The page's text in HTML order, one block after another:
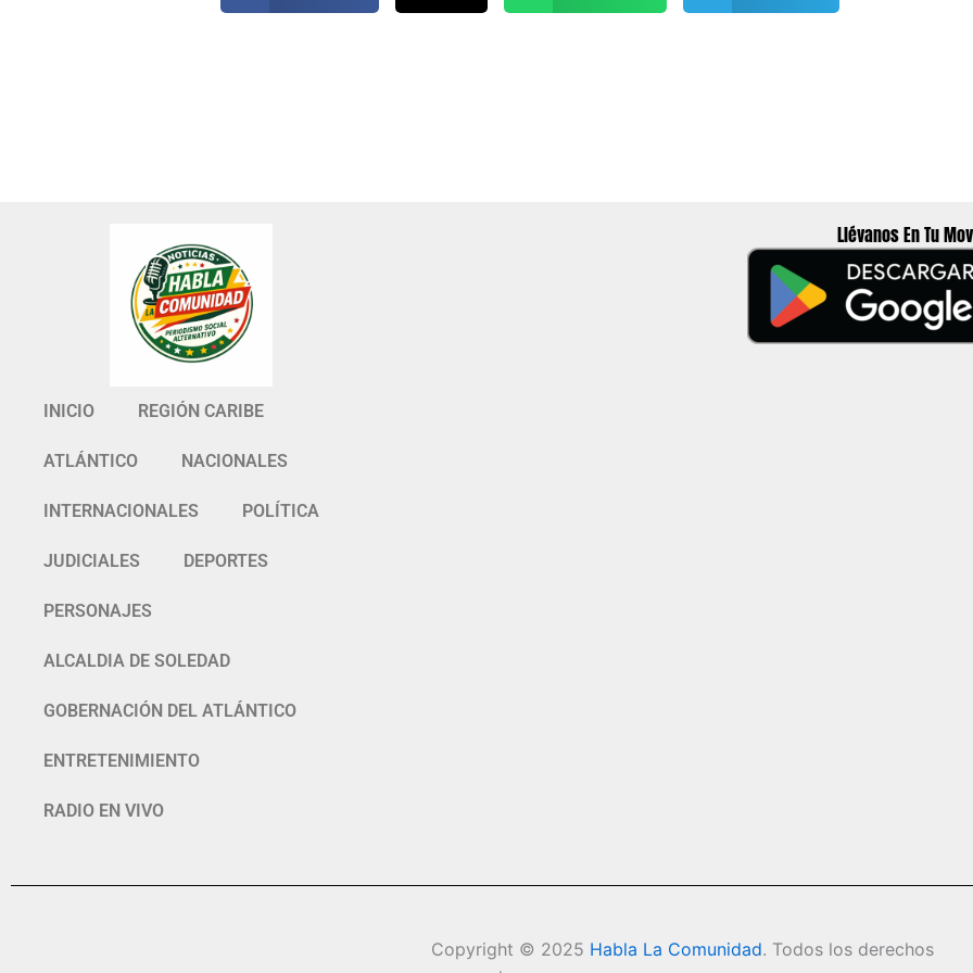
INICIO REGIÓN CARIBE
ATLÁNTICO NACIONALES
INTERNACIONALES POLÍTICA
JUDICIALES DEPORTES
PERSONAJES
ALCALDIA DE SOLEDAD
GOBERNACIÓN DEL ATLÁNTICO
ENTRETENIMIENTO
RADIO EN VIVO
Llévanos En Tu
Copyright © 2025 Habla La Comunidad. Todos los derechos